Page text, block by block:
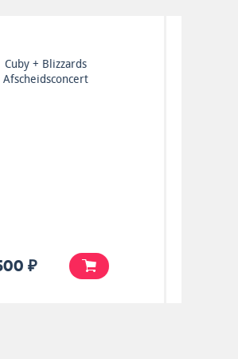
Rolling Stones
Let It Bleed
15 000 ₽